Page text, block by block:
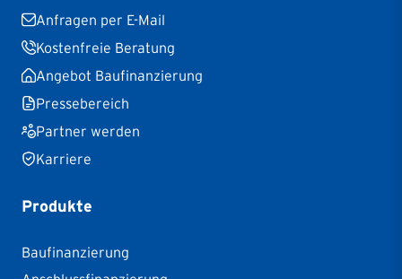
Anfragen per E-Mail
Kostenfreie Beratung
Angebot Baufinanzierung
Pressebereich
Partner werden
Karriere
Produkte
Baufinanzierung